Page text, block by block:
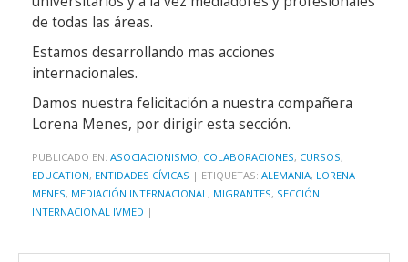
de todas las áreas.
Estamos desarrollando mas acciones
internacionales.
Damos nuestra felicitación a nuestra compañera
Lorena Menes, por dirigir esta sección.
PUBLICADO EN: ASOCIACIONISMO, COLABORACIONES, CURSOS,
EDUCATION, ENTIDADES CÍVICAS | ETIQUETAS: ALEMANIA, LORENA
MENES, MEDIACIÓN INTERNACIONAL , MIGRANTES, SECCIÓN
INTERNACIONAL IVMED |